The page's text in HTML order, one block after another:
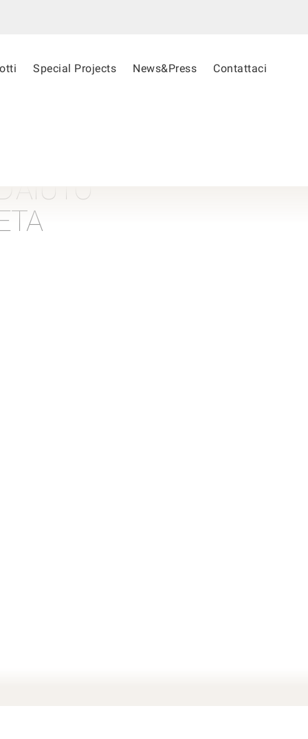
Special Projects News&Press Contattaci